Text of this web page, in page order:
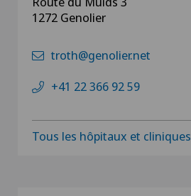
1272 Genolier
troth@genolier.net
+41 22 366 92 59
Tous les hôpitaux et cliniques